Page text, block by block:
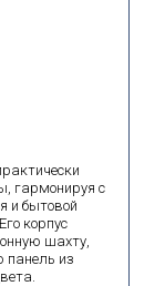
гармонируя с
и бытовой
корпус
шахту,
панель из